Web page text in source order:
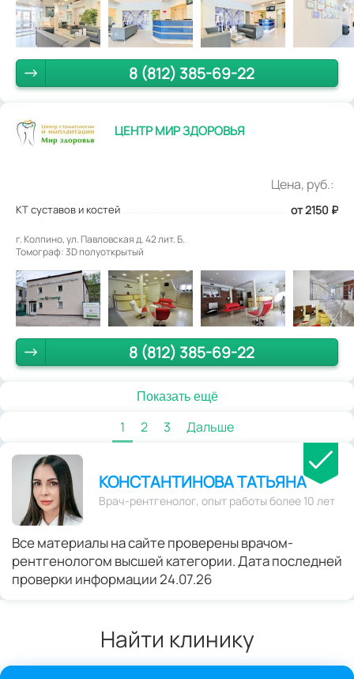
8 (812) 385-69-22
ЦЕНТР МИР ЗДОРОВЬЯ
Цена, руб.:
КТ суставов и костей от 2150 ₽
г. Колпино, ул. Павловская д. 42 лит. Б.
Томограф: 3D полуоткрытый
8 (812) 385-69-22
Показать ещё
1 2 3 Дальше
КОНСТАНТИНОВА ТАТЬЯНА
Врач-рентгенолог, опыт работы более 10 лет
Все материалы на сайте проверены врачом-
рентгенологом высшей категории. Дата последней
проверки информации 24.07.26
Найти клинику